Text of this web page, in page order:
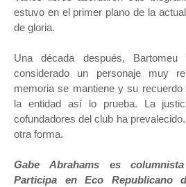
estuvo en el primer plano de la
de gloria.
Una década después, Bartomeu
considerado un personaje muy
memoria se mantiene y su
la entidad así lo prueba. La
cofundadores del club ha
otra forma.
Gabe Abrahams es
Participa en Eco Republicano